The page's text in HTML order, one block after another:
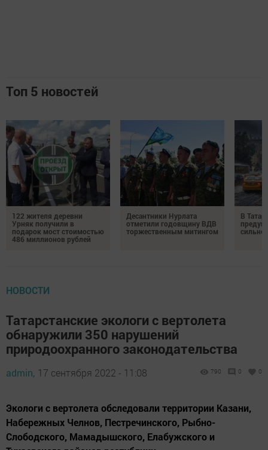
Топ 5 новостей
122 жителя деревни
Урняк получили в
подарок мост стоимостью
486 миллионов рублей
Десантники Нурлата
отметили годовщину ВДВ
торжественным митингом
В
НОВОСТИ
Татарстанские экологи с вертолета
обнаружили 350 нарушений
природоохранного законодательства
admin, 17 сентября 2022 - 11:08 790 0 0
Экологи с вертолета обследовали территории Казани,
Набережных Челнов, Пестречинского, Рыбно-
Слободского, Мамадышского, Елабужского и